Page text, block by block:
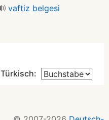
vaftiz belgesi
Türkisch: